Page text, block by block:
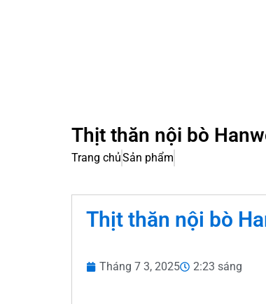
Thịt thăn nội bò
Trang chủSản phẩm
Thịt thăn nội bò
Tháng 7 3, 2025 2:23 sáng